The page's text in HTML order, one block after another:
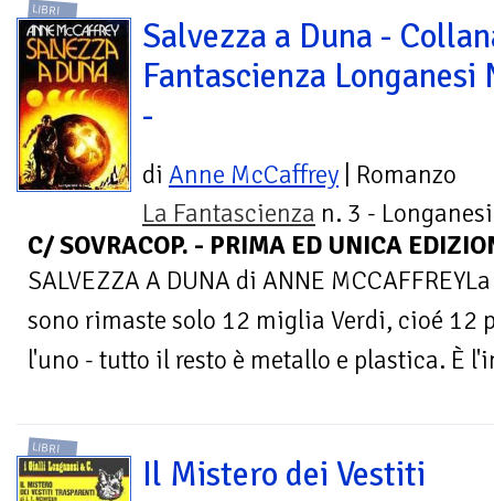
LIBRI
Salvezza a Duna -
Fantascienza Longanesi
-
di Anne McCaffrey | Romanzo
La Fantascienza n. 3 -
C/ SOVRACOP. - PRIMA ED UNICA
SALVEZZA A DUNA di ANNE
sono rimaste solo 12 miglia Verdi, cioé 12
l'uno - tutto il resto è metallo e plastica. È
LIBRI
Il Mistero dei Vestiti